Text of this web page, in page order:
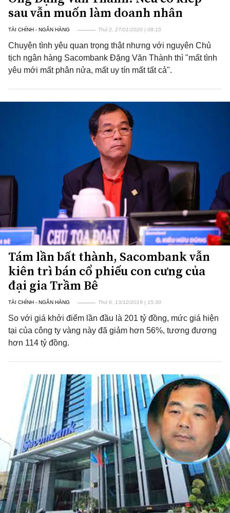
sau vẫn muốn làm doanh nhân
TÀI CHÍNH - NGÂN HÀNG Thứ 2, 27/01/2020 | 08:15
Chuyện tình yêu quan trọng thật nhưng với nguyên Chủ
tịch ngân hàng Sacombank Đặng Văn Thành thì "mất tình
yêu mới mất phân nửa, mất uy tín mất tất cả".
Tám lần bất thành, Sacombank vẫn
kiên trì bán cổ phiếu con cưng của
đại gia Trầm Bê
TÀI CHÍNH - NGÂN HÀNG Thứ 6, 13/12/2019 | 15:30
So với giá khởi điểm lần đầu là 201 tỷ đồng, mức giá hiện
tại của công ty vàng này đã giảm hơn 56%, tương đương
hơn 114 tỷ đồng.